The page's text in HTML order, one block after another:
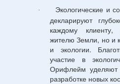
·
Экологические и
декларируют
каждому клиенту,
жителю Земли, но и
и экологии.
участие в
Орифлейм
разработке новых